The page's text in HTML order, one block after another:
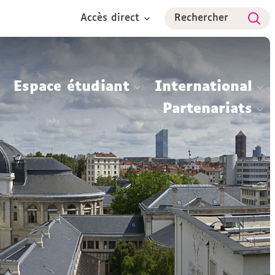
Accès direct Rechercher
Espace étudiant
International
Partenariats